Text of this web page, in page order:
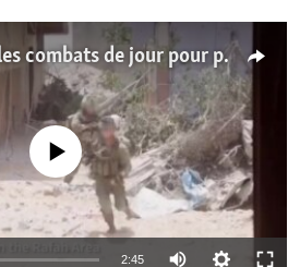
Israël interrompt les combats de jour pour permettre le passage de l'aide à Gaza
source currently available
2:45